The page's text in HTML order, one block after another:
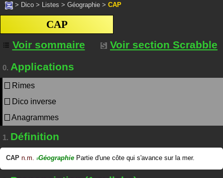
> Dico > Listes > Géographie > CAP
CAP
Voir sommaire
Voir section Scrabble
0. Applications
Rimes
Dico inverse
Anagrammes
1. Définition
CAP n.m. #Géographie Partie d'une côte qui s'avance sur la mer.